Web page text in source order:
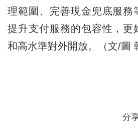
理範圍、完善現金兜底服務
提升支付服務的包容性，更
和高水準對外開放。（文/圖
分